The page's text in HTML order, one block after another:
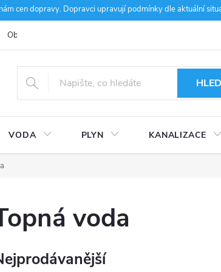
cen dopravy. Dopravci upravují podmínky dle aktuální
Obchodní podmínky
VODA PLYN KANALIZACE
voda